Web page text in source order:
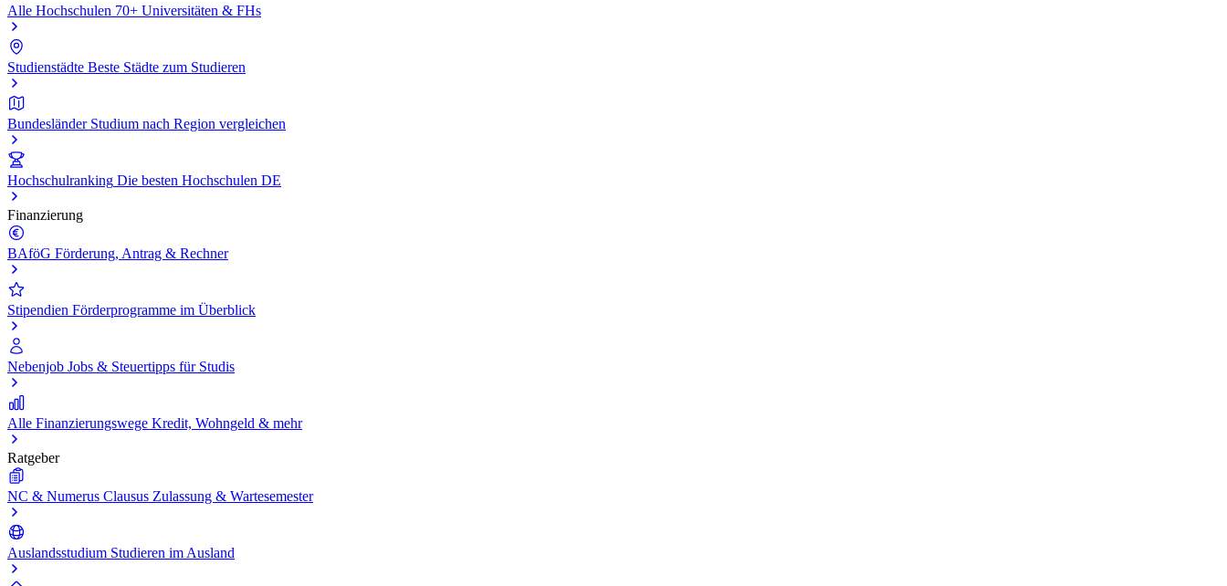
Alle Hochschulen 70+ Universitäten & FHs
Studienstädte Beste Städte zum Studieren
Bundesländer Studium nach Region vergleichen
Hochschulranking Die besten Hochschulen DE
Finanzierung
BAföG Förderung, Antrag & Rechner
Stipendien Förderprogramme im Überblick
Nebenjob Jobs & Steuertipps für Studis
Alle Finanzierungswege Kredit, Wohngeld & mehr
Ratgeber
NC & Numerus Clausus Zulassung & Wartesemester
Auslandsstudium Studieren im Ausland